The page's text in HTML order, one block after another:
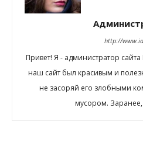
http://
Привет! Я - администратор
наш сайт был красивым и
не засоряй его злобными
мусором.